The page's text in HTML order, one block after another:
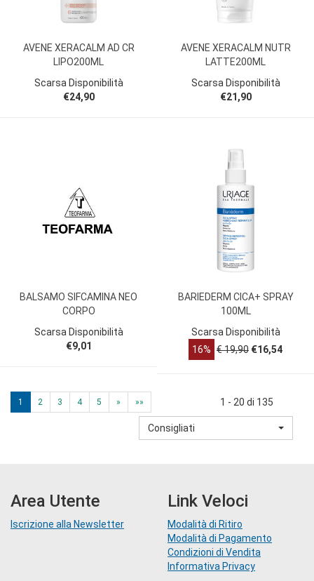
AVENE XERACALM AD CR
LIPO200ML
Scarsa Disponibilità
€24,90
AVENE XERACALM NUTR
LATTE200ML
Scarsa Disponibilità
€21,90
BALSAMO SIFCAMINA NEO
CORPO
Scarsa Disponibilità
€9,01
BARIEDERM CICA+ SPRAY
100ML
Scarsa Disponibilità
16% € 19,90 €16,54
1 2 3 4 5 » »» 1 - 20 di 135
Consigliati
Area Utente
Iscrizione alla Newsletter
Link Veloci
Modalità di Ritiro
Modalità di Pagamento
Condizioni di Vendita
Informativa Privacy